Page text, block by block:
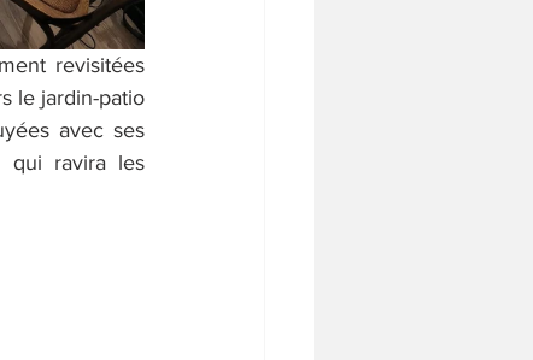
revisitées
le jardin-patio
avec ses
qui ravira les